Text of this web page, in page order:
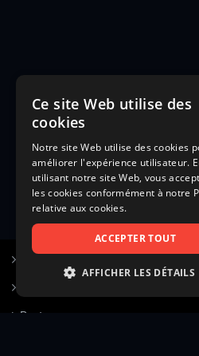
Poster une annonce
Ce site Web utilise des
cookies
Notre site Web utilise des cookies
améliorer l'expérience utilisateur.
utilisant notre site Web, vous
les cookies conformément à notre
relative aux cookies.
ACCEPTER TOUT
AFFICHER LES DÉTAILS